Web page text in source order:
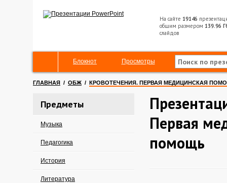
На сайте 19146
общим размером 139.96
слайдов
Блокнот Просмотры
ГЛАВНАЯ / ОБЖ / КРОВОТЕЧЕНИЯ. ПЕРВАЯ МЕДИЦИНСКАЯ
Предметы
Музыка
Педагогика
История
Литература
Первая
помощь